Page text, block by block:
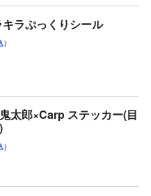
ラぷっくりシール
太郎×Carp ステッカー(目